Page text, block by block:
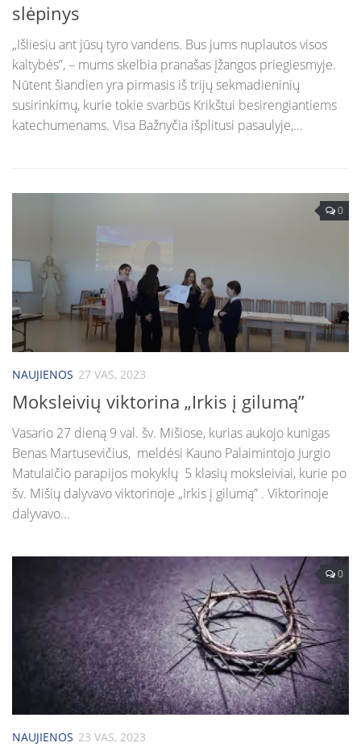
slėpinys
„Išliesiu ant jūsų tyro vandens. Bus jums nuplautos visos
kaltybės”, – mums skelbia pranašas Įžangos priegiesmyje.
Nūtent šiandien yra pirmasis iš trijų sekmadieninių
susirinkimų, kurie tokie svarbūs Krikštui besirengiantiems
katechumenams. Visa Bažnyčia išplitusi pasaulyje,...
0
NAUJIENOS 27 VAS, 2023
Moksleivių viktorina „Irkis į gilumą”
Vasario 27 dieną 9 val. šv. Mišiose, kurias aukojo kunigas
Benas Martusevičius, meldėsi Kauno Palaimintojo Jurgio
Matulaičio parapijos mokyklų 5 klasių moksleiviai, kurie po
šv. Mišių dalyvavo viktorinoje „Irkis į gilumą” . Viktorinoje
dalyvavo...
0
NAUJIENOS 23 VAS, 2023